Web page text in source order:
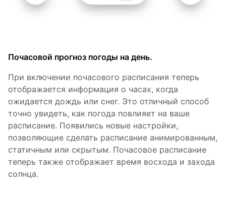
Почасовой прогноз погоды на день.
При включении почасового расписания теперь
отображается информация о часах, когда
ожидается дождь или снег. Это отличный способ
точно увидеть, как погода повлияет на ваше
расписание. Появились новые настройки,
позволяющие сделать расписание анимированным,
статичным или скрытым. Почасовое расписание
теперь также отображает время восхода и захода
солнца.